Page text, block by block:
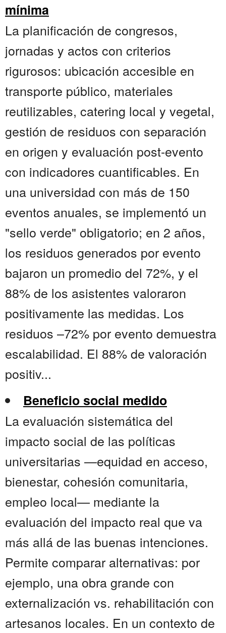
mínima
La planificación de congresos,
jornadas y actos con criterios
rigurosos: ubicación accesible en
transporte público, materiales
reutilizables, catering local y vegetal,
gestión de residuos con separación
en origen y evaluación post-evento
con indicadores cuantificables. En
una universidad con más de 150
eventos anuales, se implementó un
"sello verde" obligatorio; en 2 años,
los residuos generados por evento
bajaron un promedio del 72%, y el
88% de los asistentes valoraron
positivamente las medidas. Los
residuos –72% por evento demuestra
escalabilidad. El 88% de valoración
positiv...
Beneficio social medido
La evaluación sistemática del
impacto social de las políticas
universitarias —equidad en acceso,
bienestar, cohesión comunitaria,
empleo local— mediante la
evaluación del impacto real que va
más allá de las buenas intenciones.
Permite comparar alternativas: por
ejemplo, una obra grande con
externalización vs. rehabilitación con
artesanos locales. En un contexto de